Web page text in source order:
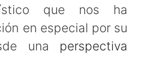
que nos ha
en especial por su
una perspectiva